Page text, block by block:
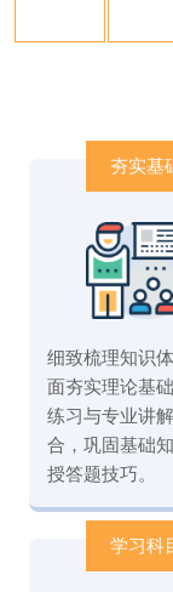
夯实基
细致梳理知识
面夯实理论基
练习与专业讲
合，巩固基础
授答题技巧。
学习科